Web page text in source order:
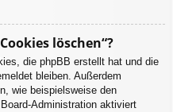
löschen“?
die phpBB erstellt hat und die
bleiben. Außerdem
wie beispielsweise den
Administration aktiviert